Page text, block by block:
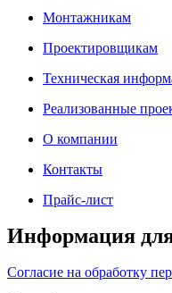
Монтажникам
Проектировщикам
Техническая
Реализованные
О компании
Контакты
Прайс-лист
Информация
Согласие на обработку